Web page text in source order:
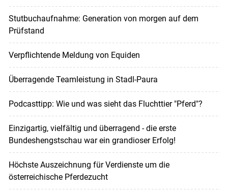
Stutbuchaufnahme: Generation von morgen auf dem
Prüfstand
Verpflichtende Meldung von Equiden
Überragende Teamleistung in Stadl-Paura
Podcasttipp: Wie und was sieht das Fluchttier "Pferd"?
Einzigartig, vielfältig und überragend - die erste
Bundeshengstschau war ein grandioser Erfolg!
Höchste Auszeichnung für Verdienste um die
österreichische Pferdezucht